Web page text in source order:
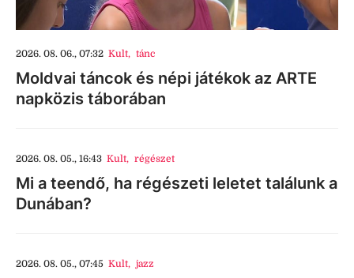
2026. 08. 06., 07:32 Kult, tánc
Moldvai táncok és népi játékok az ARTE
napközis táborában
2026. 08. 05., 16:43 Kult, régészet
Mi a teendő, ha régészeti leletet találunk a
Dunában?
2026. 08. 05., 07:45 Kult, jazz